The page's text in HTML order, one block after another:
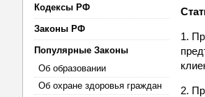
Кодексы РФ
Законы РФ
Популярные Законы
Об образовании
Об охране здоровья граждан
1.
2.